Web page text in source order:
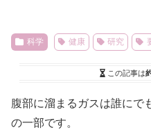
科学 健康 研究
この記事は
腹部に溜まるガスは誰にで
の一部です。